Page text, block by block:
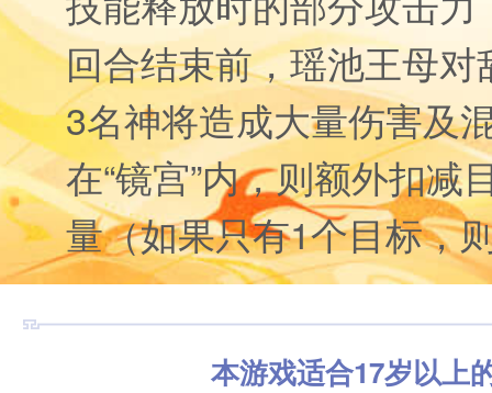
回合结束前，瑶池王母
3名神将造成大量伤害及
在“镜宫”内，则额外扣减
量（如果只有1个目标，
本游戏适合17岁以上